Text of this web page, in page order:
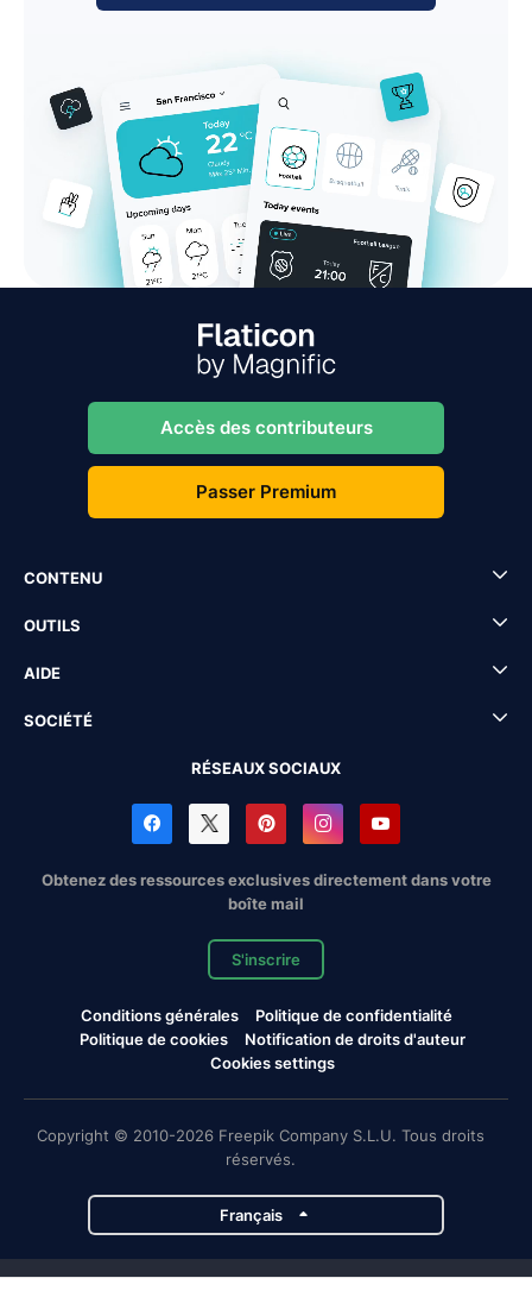
Accès des contributeurs
Passer Premium
CONTENU
OUTILS
AIDE
SOCIÉTÉ
RÉSEAUX SOCIAUX
Obtenez des ressources exclusives directement dans votre
boîte mail
S'inscrire
Conditions générales
Politique de confidentialité
Politique de cookies
Notification de droits d'auteur
Cookies settings
Copyright © 2010-2026 Freepik Company S.L.U. Tous droits
réservés.
Français